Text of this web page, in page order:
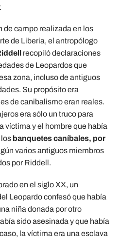
de campo realizada en los
de Liberia, el antropólogo
recopiló declaraciones
de Leopardos que
zona, incluso de antiguos
Su propósito era
de canibalismo eran reales.
era sólo un truco para
víctima y el hombre que había
banquetes caníbales, por
varios antiguos miembros
por Riddell.
en el siglo XX, un
Leopardo confesó que había
niña donada por otro
sido asesinada y que había
la víctima era una esclava